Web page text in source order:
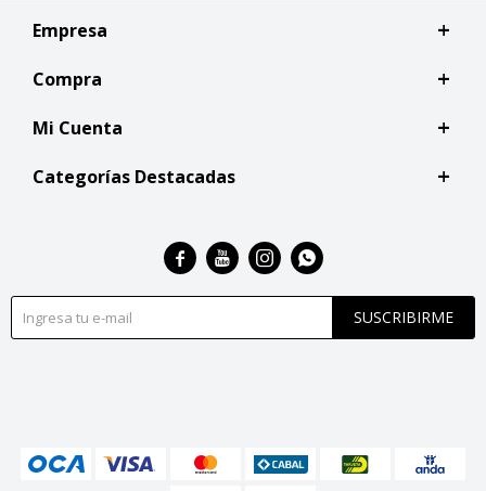
Empresa
Compra
Mi Cuenta
Categorías Destacadas
SUSCRIBIRME
   